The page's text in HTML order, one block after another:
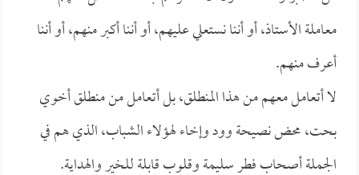
معاملة الأستاذ، أو أننا نستعلي عليهم، أو أننا أكبر منهم، أو أننا
أعرف منهم.
لا أتعامل معهم من هذا المنطلق، بل أتعامل من منطلق أخوي
بحت، محض نصيحة وود وإخاء لهؤلاء الشباب، الذي هم في
الجملة أصحاب فطر سليمة وقلوب قابلة للخير والهداية.